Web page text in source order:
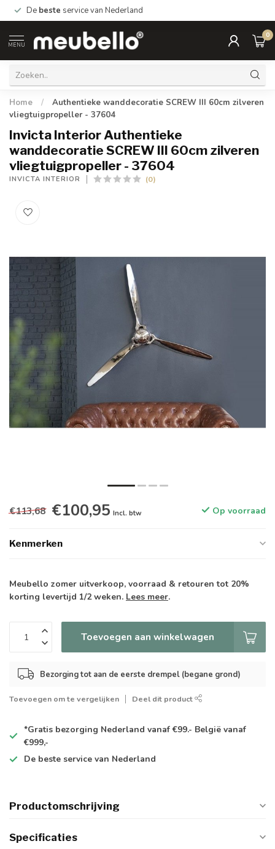
De beste service van Nederland
MENU
0
Home /
Authentieke wanddecoratie SCREW III 60cm zilveren
vliegtuigpropeller - 37604
Invicta Interior Authentieke
wanddecoratie SCREW III 60cm zilveren
vliegtuigpropeller - 37604
INVICTA INTERIOR (0)
€113,68 €100,95 Incl. btw Op voorraad
Kenmerken
Meubello zomer uitverkoop, voorraad & retouren tot 20%
korting levertijd 1/2 weken. Lees meer.
Toevoegen aan winkelwagen
Bezorging tot aan de eerste drempel (begane grond)
Toevoegen om te vergelijken Deel dit product
*Gratis bezorging Nederland vanaf €99.- België vanaf
€999,-
De beste service van Nederland
Productomschrijving
Specificaties